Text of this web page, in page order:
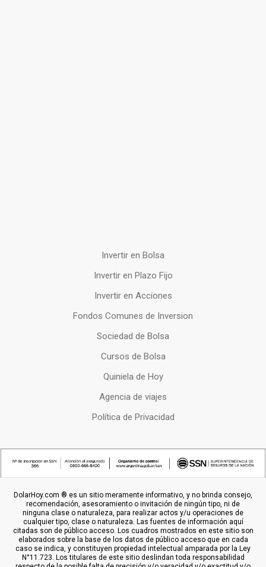
Invertir en Bolsa
Invertir en Plazo Fijo
Invertir en Acciones
Fondos Comunes de Inversion
Sociedad de Bolsa
Cursos de Bolsa
Quiniela de Hoy
Agencia de viajes
Política de Privacidad
DolarHoy.com ® es un sitio meramente informativo, y no brinda consejo,
recomendación, asesoramiento o invitación de ningún tipo, ni de
ninguna clase o naturaleza, para realizar actos y/u operaciones de
cualquier tipo, clase o naturaleza. Las fuentes de información aquí
citadas son de público acceso. Los cuadros mostrados en este sitio son
elaborados sobre la base de los datos de público acceso que en cada
caso se indica, y constituyen propiedad intelectual amparada por la Ley
N°11.723. Los titulares de este sitio deslindan toda responsabilidad